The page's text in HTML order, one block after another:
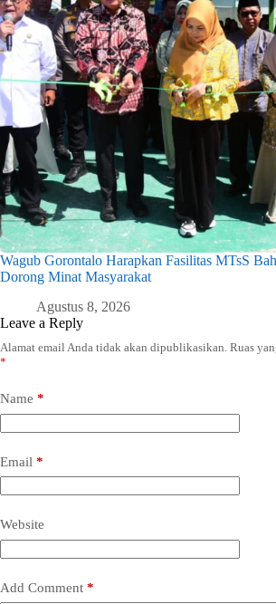
Wagub Gorontalo Harapkan Fasilitas MTsS
Dorong Minat Masyarakat
Agustus 8, 2026
Leave a Reply
Alamat email Anda tidak akan dipublikasikan. Ruas
*
Name *
Email *
Website
Add Comment *